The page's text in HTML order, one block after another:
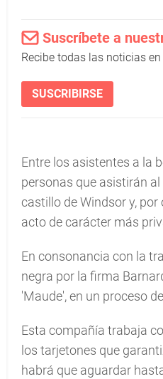
Suscríbete a
Recibe todas las noticias
SUSCRIBIRSE
Entre los asistentes a la
personas que asistirán
castillo de Windsor y,
acto de carácter más
En consonancia con la
negra por la firma
'Maude', en un proceso
Esta compañía trabaja
los tarjetones que
habrá que aguardar